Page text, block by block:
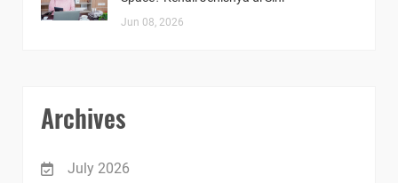
Jun 08, 2026
Archives
July 2026